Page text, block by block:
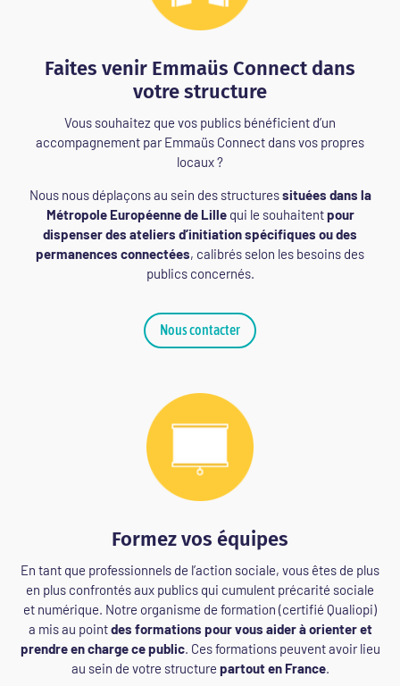
Faites venir Emmaüs Connect dans
votre structure
Vous souhaitez que vos publics bénéficient d’un
accompagnement par Emmaüs Connect dans vos propres
locaux ?
Nous nous déplaçons au sein des structuressituées dans la
Métropole Européenne de Lillequi le souhaitentpour
dispenser des ateliers d’initiation spécifiques ou des
permanences connectées, calibrés selon les besoins des
publics concernés.
Nous contacter
Formez vos équipes
En tant que professionnels de l’action sociale, vous êtes de plus
en plus confrontés aux publics qui cumulent précarité sociale
et numérique. Notre organisme de formation (certifié Qualiopi)
a mis au pointdes formations pour vous aiderà orienter et
prendre en charge ce public. Ces formations peuvent avoir lieu
au sein de votre structure partout en France.